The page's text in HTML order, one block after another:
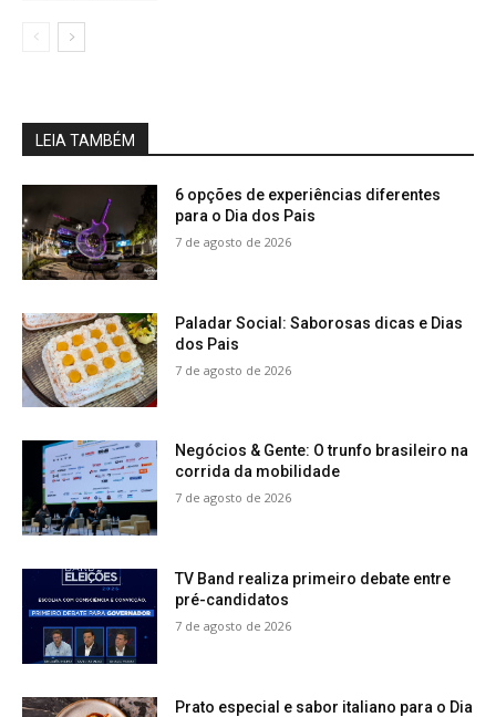
LEIA TAMBÉM
6 opções de experiências diferentes
para o Dia dos Pais
7 de agosto de 2026
Paladar Social: Saborosas dicas e Dias
dos Pais
7 de agosto de 2026
Negócios & Gente: O trunfo brasileiro na
corrida da mobilidade
7 de agosto de 2026
TV Band realiza primeiro debate entre
pré-candidatos
7 de agosto de 2026
Prato especial e sabor italiano para o Dia